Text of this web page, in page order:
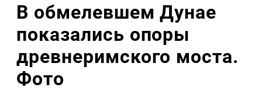
В обмелевшем Дунае
показались опоры
древнеримского моста.
Фото